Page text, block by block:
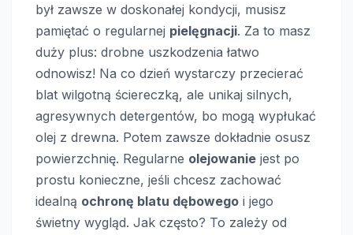
był zawsze w doskonałej kondycji, musisz
pamiętać o regularnej pielęgnacji. Za to masz
duży plus: drobne uszkodzenia łatwo
odnowisz! Na co dzień wystarczy przecierać
blat wilgotną ściereczką, ale unikaj silnych,
agresywnych detergentów, bo mogą wypłukać
olej z drewna. Potem zawsze dokładnie osusz
powierzchnię. Regularne olejowanie jest po
prostu konieczne, jeśli chcesz zachować
idealną ochronę blatu dębowego i jego
świetny wygląd. Jak często? To zależy od